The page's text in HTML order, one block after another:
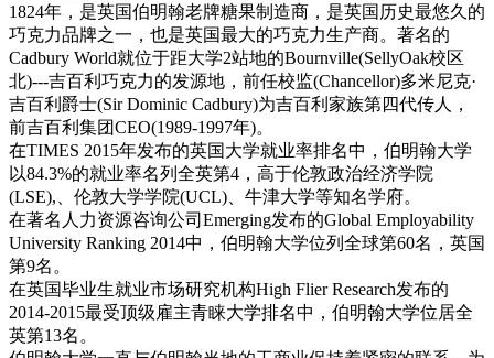
1824年，是英国伯明翰老牌糖果制造商，是英国历史最悠久的
巧克力品牌之一，也是英国最大的巧克力生产商。著名的
Cadbury World就位于距大学2站地的Bournville(SellyOak校区
北)---吉百利巧克力的发源地，前任校监(Chancellor)多米尼克·
吉百利爵士(Sir Dominic Cadbury)为吉百利家族第四代传人，
前吉百利集团CEO(1989-1997年)。
在TIMES 2015年发布的英国大学就业率排名中，伯明翰大学
以84.3%的就业率名列全英第4，高于伦敦政治经济学院
(LSE),、伦敦大学学院(UCL)、牛津大学等知名学府。
在著名人力资源咨询公司Emerging发布的Global Employability
University Ranking 2014中，伯明翰大学位列全球第60名，英国
第9名。
在英国毕业生就业市场研究机构High Flier Research发布的
2014-2015最受顶级雇主青睐大学排名中，伯明翰大学位居全
英第13名。